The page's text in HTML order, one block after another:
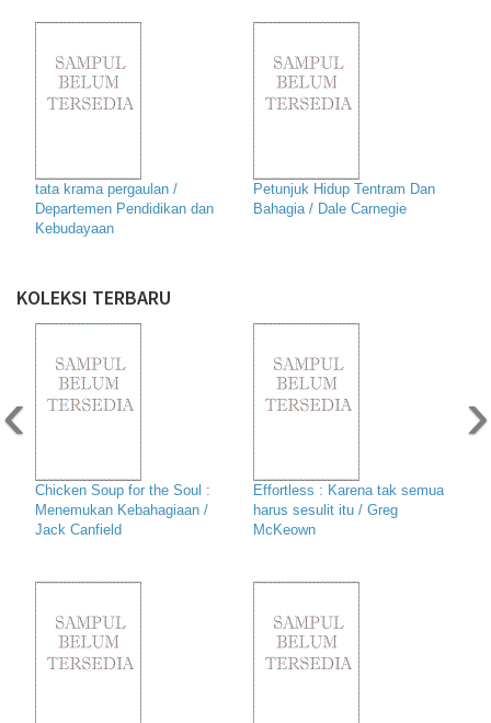
tata krama pergaulan /
Departemen Pendidikan dan
Kebudayaan
Petunjuk Hidup Tentram Dan
Bahagia / Dale Carnegie
KOLEKSI TERBARU
Chicken Soup for the Soul :
Menemukan Kebahagiaan /
Jack Canfield
Effortless : Karena tak semua
harus sesulit itu / Greg
McKeown
‹ ›